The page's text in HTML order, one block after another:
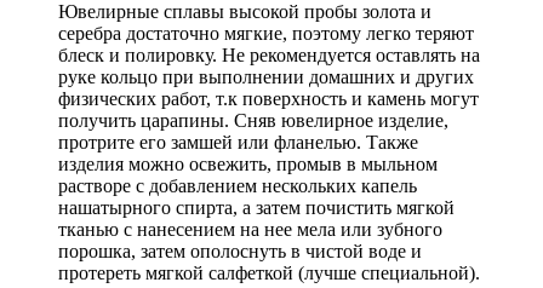
Ювелирные сплавы высокой пробы золота и
серебра достаточно мягкие, поэтому легко теряют
блеск и полировку. Не рекомендуется оставлять на
руке кольцо при выполнении домашних и других
физических работ, т.к поверхность и камень могут
получить царапины. Сняв ювелирное изделие,
протрите его замшей или фланелью. Также
изделия можно освежить, промыв в мыльном
растворе с добавлением нескольких капель
нашатырного спирта, а затем почистить мягкой
тканью с нанесением на нее мела или зубного
порошка, затем ополоснуть в чистой воде и
протереть мягкой салфеткой (лучше специальной).